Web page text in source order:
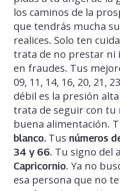
los caminos de la
que tendrás mucha
realices. Solo ten
trata de no prestar
en fraudes. Tus
09, 11, 14, 16, 20, 21,
débil es la presión
trata de seguir con tu
buena alimentación.
blanco.Tus números
34 y 66. Tu signo del
Capricornio. Ya no
esa persona que no